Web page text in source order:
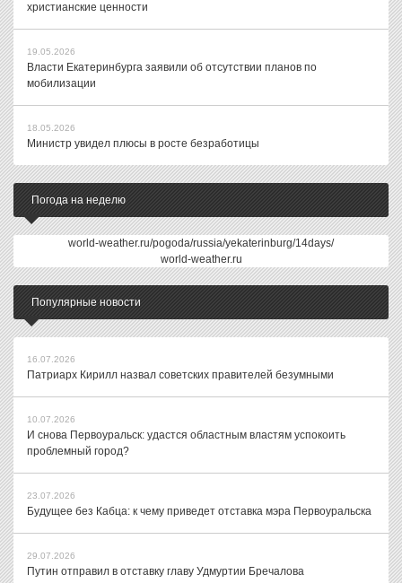
христианские ценности
19.05.2026
Власти Екатеринбурга заявили об отсутствии планов по
мобилизации
18.05.2026
Министр увидел плюсы в росте безработицы
Погода на неделю
world-weather.ru/pogoda/russia/yekaterinburg/14days/
world-weather.ru
Популярные новости
16.07.2026
Патриарх Кирилл назвал советских правителей безумными
10.07.2026
И снова Первоуральск: удастся областным властям успокоить
проблемный город?
23.07.2026
Будущее без Кабца: к чему приведет отставка мэра Первоуральска
29.07.2026
Путин отправил в отставку главу Удмуртии Бречалова